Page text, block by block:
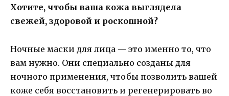
Хотите, чтобы ваша кожа выглядела
свежей, здоровой и роскошной?
Ночные маски для лица — это именно то, что
вам нужно. Они специально созданы для
ночного применения, чтобы позволить вашей
коже себя восстановить и регенерировать во